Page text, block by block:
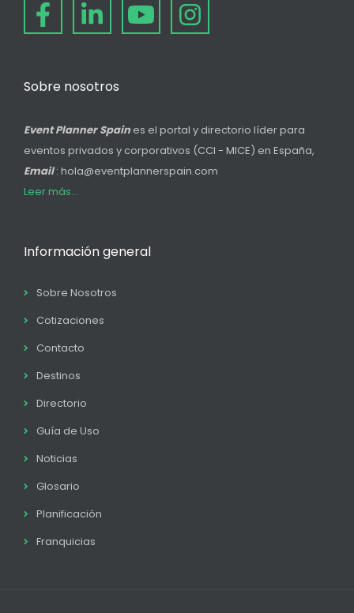
Sobre nosotros
Event Planner Spain es el portal y directorio líder para
eventos privados y corporativos (CCI - MICE) en España,
Email: hola@eventplannerspain.com
Leer más...
Información general
Sobre Nosotros
Cotizaciones
Contacto
Destinos
Directorio
Guía de Uso
Noticias
Glosario
Planificación
Franquicias